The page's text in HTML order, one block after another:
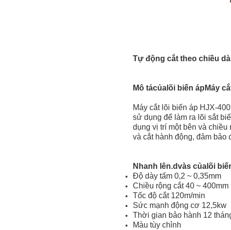
Tự động cắt theo chiều
Mô tảcủa lõi biến áp Máy
Máy cắt lõi biến áp HJX-
sử dụng để làm ra lõi sắt
dụng vị trí một bên và
và cắt hành động, đảm bảo
Nhanh lên.dvàs của lõi
Độ dày tấm 0,2 ~ 0,35mm
Chiều rộng cắt 40 ~ 400mm
Tốc độ cắt 120m/min
Sức mạnh động cơ 12,5kw
Thời gian bảo hành 12
Màu tùy chỉnh